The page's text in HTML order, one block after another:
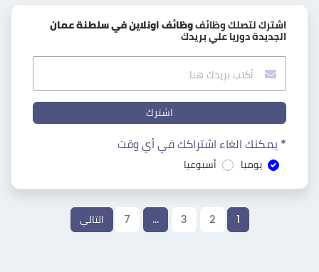
اشترك لتصلك وظائفوظائف اونلاين في سلطنة عمان
الجديدة دوريا علي بريدك
اشترك
* يمكنك الغاء اشتراكك في أي وقت
يوميا أسبوعيا
1
2
3
…
7 التالي